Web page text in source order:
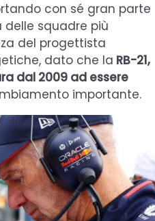
con sé gran parte
squadre più
del progettista
dato che la RB-21,
dal 2009 ad essere
importante.